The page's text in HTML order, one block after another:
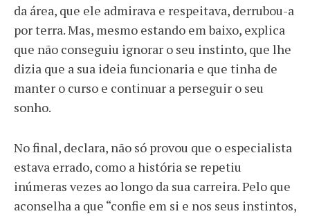
da área, que ele admirava e respeitava, derrubou-a
por terra. Mas, mesmo estando em baixo, explica
que não conseguiu ignorar o seu instinto, que lhe
dizia que a sua ideia funcionaria e que tinha de
manter o curso e continuar a perseguir o seu
sonho.
No final, declara, não só provou que o especialista
estava errado, como a história se repetiu
inúmeras vezes ao longo da sua carreira. Pelo que
aconselha a que “confie em si e nos seus instintos,